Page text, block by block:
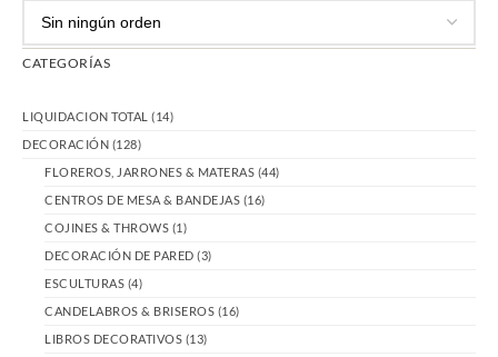
CATEGORÍAS
LIQUIDACION TOTAL (14)
DECORACIÓN (128)
FLOREROS, JARRONES & MATERAS (44)
CENTROS DE MESA & BANDEJAS (16)
COJINES & THROWS (1)
DECORACIÓN DE PARED (3)
ESCULTURAS (4)
CANDELABROS & BRISEROS (16)
LIBROS DECORATIVOS (13)